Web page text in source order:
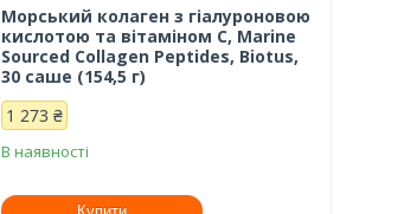
Морський колаген з гіалуроновою
кислотою та вітаміном С, Marine
Sourced Collagen Peptidеs, Biotus,
30 саше (154,5 г)
1 273 ₴
В наявності